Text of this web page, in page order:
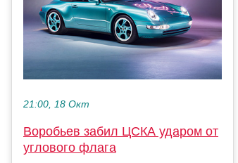
21:00, 18 Окт
Воробьев забил ЦСКА ударом от
углового флага